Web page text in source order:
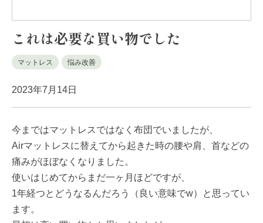
これは必要な買い物でした
マットレス 悩み改善
2023年7月14日
今まではマットレスではなく布団でいましたが、
Airマットレスに替えてから起きた時の腰や肩、首などの
痛みがほぼなくなりました。
使いはじめてからまだ一ヶ月ほどですが、
1年経つとどうなるんだろう（良い意味でw）と思ってい
ます。